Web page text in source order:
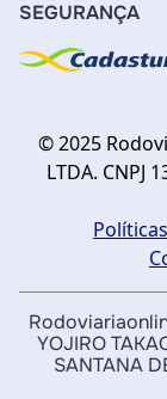
SEGURANÇA
© 2025
LTDA. CNPJ
YOJIRO
SANTANA